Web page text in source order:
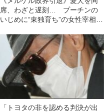
席、わざと遅刻… プーチンの
いじめに“東独育ち”の女性宰相が
「トヨタの非を認める判決が出